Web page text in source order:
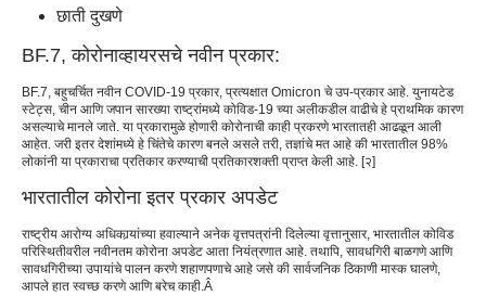
छाती दुखणे
BF.7, कोरोनाव्हायरसचे नवीन प्रकार:
BF.7, बहुचर्चित नवीन COVID-19 प्रकार, प्रत्यक्षात Omicron चे उप-प्रकार आहे. युनायटेड
स्टेट्स, चीन आणि जपान सारख्या राष्ट्रांमध्ये कोविड-19 च्या अलीकडील वाढीचे हे प्राथमिक कारण
असल्याचे मानले जाते. या प्रकारामुळे होणारी कोरोनाची काही प्रकरणे भारतातही आढळून आली
आहेत. जरी इतर देशांमध्ये हे चिंतेचे कारण बनले असले तरी, तज्ञांचे मत आहे की भारतातील 98%
लोकांनी या प्रकाराचा प्रतिकार करण्याची प्रतिकारशक्ती प्राप्त केली आहे. [२]
भारतातील कोरोना इतर प्रकार अपडेट
राष्ट्रीय आरोग्य अधिकार्‍यांच्या हवाल्याने अनेक वृत्तपत्रांनी दिलेल्या वृत्तानुसार, भारतातील कोविड
परिस्थितीवरील नवीनतम कोरोना अपडेट आता नियंत्रणात आहे. तथापि, सावधगिरी बाळगणे आणि
सावधगिरीच्या उपायांचे पालन करणे शहाणपणाचे आहे जसे की सार्वजनिक ठिकाणी मास्क घालणे,
आपले हात स्वच्छ करणे आणि बरेच काही.Â